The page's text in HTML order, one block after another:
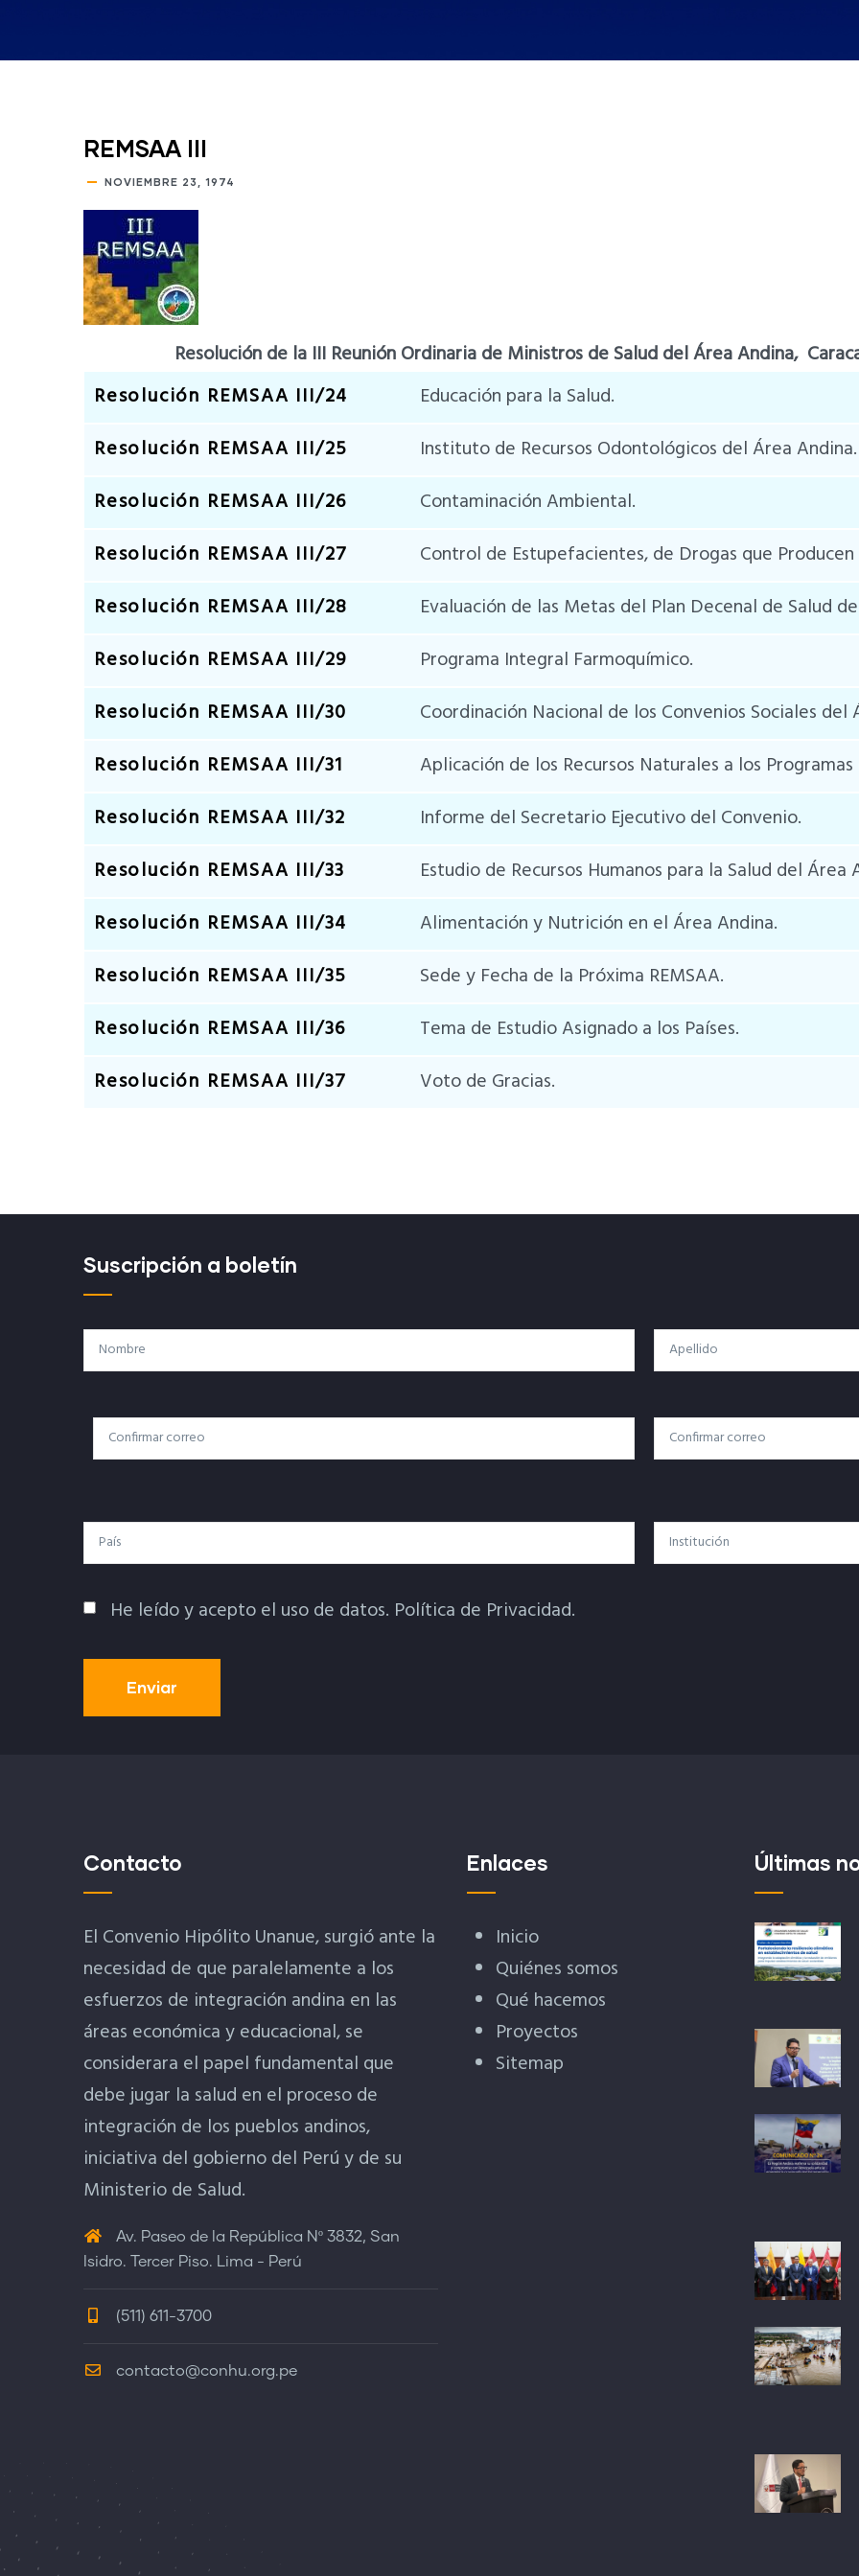
REMSAA III
NOVIEMBRE 23, 1974
Resolución de la III Reunión Ordinaria de Ministros de Salud del Área Andina,
Resolución REMSAA III/24
Educación para la Salud.
Resolución REMSAA III/25
Instituto de Recursos Odontológicos del Área Andina.
Resolución REMSAA III/26
Contaminación Ambiental.
Resolución REMSAA III/27
Control de Estupefacientes, de Drogas que
Resolución REMSAA III/28
Evaluación de las Metas del Plan Decenal de Salud
Resolución REMSAA III/29
Programa Integral Farmoquímico.
Resolución REMSAA III/30
Coordinación Nacional de los Convenios Sociales del
Resolución REMSAA III/31
Aplicación de los Recursos Naturales a los
Resolución REMSAA III/32
Informe del Secretario Ejecutivo del Convenio.
Resolución REMSAA III/33
Estudio de Recursos Humanos para la Salud del Área
Resolución REMSAA III/34
Alimentación y Nutrición en el Área Andina.
Resolución REMSAA III/35
Sede y Fecha de la Próxima REMSAA.
Resolución REMSAA III/36
Tema de Estudio Asignado a los Países.
Resolución REMSAA III/37
Voto de Gracias.
Suscripción a boletín
Nombre Apellido
Correo
Electrónico
Correo Electrónico Confirmar Correo
País Institución
Política De Privacidad
He leído y acepto el uso de datos. Política de Privacidad.
Contacto
El Convenio Hipólito Unanue, surgió ante la
necesidad de que paralelamente a los
esfuerzos de integración andina en las
áreas económica y educacional, se
considerara el papel fundamental que
debe jugar la salud en el proceso de
integración de los pueblos andinos,
iniciativa del gobierno del Perú y de su
Ministerio de Salud.
Av. Paseo de la República Nº 3832, San
Isidro. Tercer Piso. Lima - Perú
(511) 611-3700
contacto@conhu.org.pe
Enlaces
Inicio
Quiénes somos
Qué hacemos
Proyectos
Sitemap
Últimas